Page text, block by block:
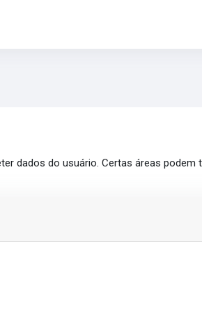
dados do usuário. Certas áreas